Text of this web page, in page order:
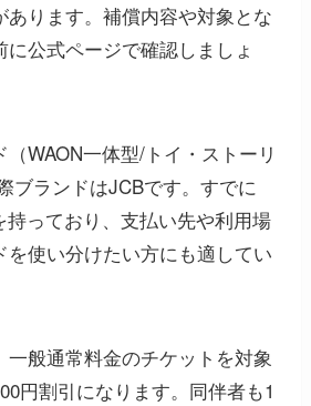
あります。補償内容や対象とな
公式ページで確認しましょ
WAON一体型/トイ・ストーリ
ブランドはJCBです。すでに
っており、支払い先や利用場
を使い分けたい方にも適してい
一般通常料金のチケットを対象
円割引になります。同伴者も1